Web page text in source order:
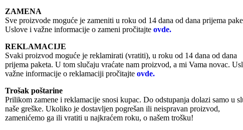
ZAMENA
Sve proizvode moguće je zameniti u roku od 14 dana od dana prijema
Uslove i važne informacije o zameni pročitajte ovde.
REKLAMACIJE
Svaki proizvod moguće je reklamirati (vratiti), u roku od 14 dana od dana
prijema paketa. U tom slučaju vraćate nam proizvod, a mi Vama novac.
važne informacije o reklamaciji pročitajte ovde.
Trošak poštarine
Prilikom zamene i reklamacije snosi kupac. Do odstupanja dolazi samo u
naše greške. Ukoliko je dostavljen pogrešan ili neispravan proizvod,
zamenićemo ga ili vratiti u najkraćem roku, o našem trošku!